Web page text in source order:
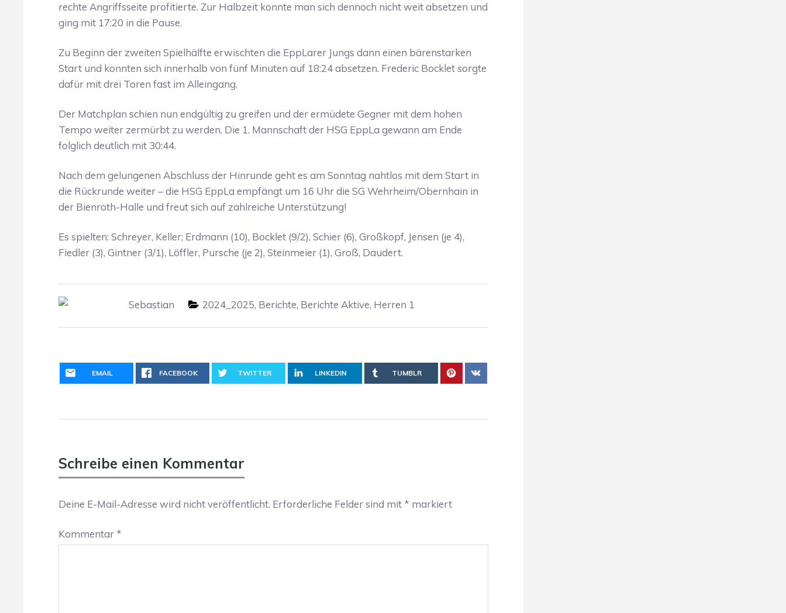
rechte Angriffsseite profitierte. Zur Halbzeit konnte man sich dennoch nicht weit absetzen und
ging mit 17:20 in die Pause.
Zu Beginn der zweiten Spielhälfte erwischten die EppLarer Jungs dann einen bärenstarken
Start und konnten sich innerhalb von fünf Minuten auf 18:24 absetzen. Frederic Bocklet sorgte
dafür mit drei Toren fast im Alleingang.
Der Matchplan schien nun endgültig zu greifen und der ermüdete Gegner mit dem hohen
Tempo weiter zermürbt zu werden. Die 1. Mannschaft der HSG EppLa gewann am Ende
folglich deutlich mit 30:44.
Nach dem gelungenen Abschluss der Hinrunde geht es am Sonntag nahtlos mit dem Start in
die Rückrunde weiter – die HSG EppLa empfängt um 16 Uhr die SG Wehrheim/Obernhain in
der Bienroth-Halle und freut sich auf zahlreiche Unterstützung!
Es spielten: Schreyer, Keller; Erdmann (10), Bocklet (9/2), Schier (6), Großkopf, Jensen (je 4),
Fiedler (3), Gintner (3/1), Löffler, Pursche (je 2), Steinmeier (1), Groß, Daudert.
Sebastian 2024_2025, Berichte, Berichte Aktive, Herren 1
EMAIL FACEBOOK TWITTER LINKEDIN TUMBLR
Schreibe einen Kommentar
Deine E-Mail-Adresse wird nicht veröffentlicht. Erforderliche Felder sind mit * markiert
Kommentar *